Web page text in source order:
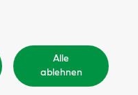
Alle
ablehnen